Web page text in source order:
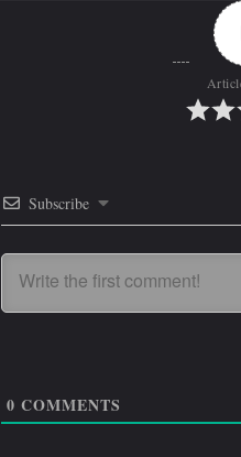
Subscribe
0 COMMENTS